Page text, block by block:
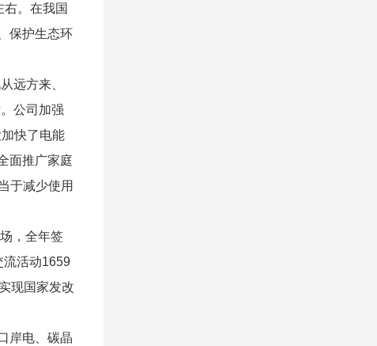
。在我国
保护生态环
远方来、
公司加强
快了电能
面推广家庭
于减少使用
，全年签
流活动1659
现国家发改
岸电、碳晶